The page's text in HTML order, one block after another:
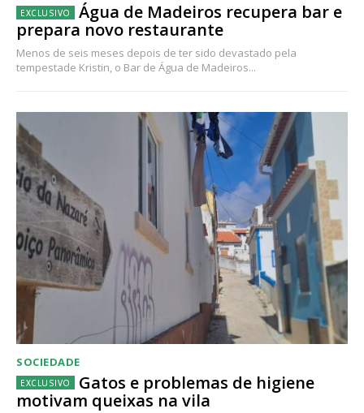
Água de Madeiros recupera bar e
prepara novo restaurante
Menos de seis meses depois de ter sido devastado pela
tempestade Kristin, o Bar de Água de Madeiros...
SOCIEDADE
Gatos e problemas de higiene
motivam queixas na vila